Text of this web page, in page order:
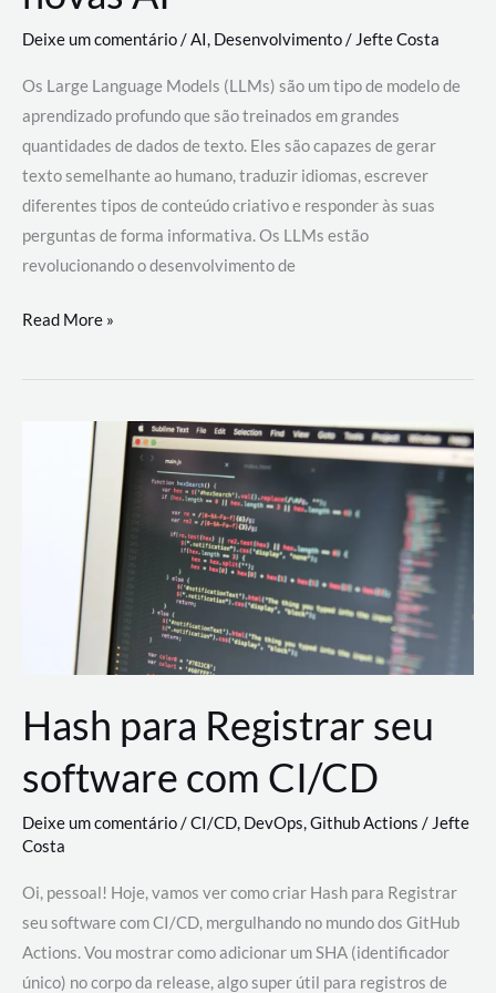
Deixe um comentário/AI, Desenvolvimento/ Jefte Costa
Os Large Language Models (LLMs) são um tipo de modelo de
aprendizado profundo que são treinados em grandes
quantidades de dados de texto. Eles são capazes de gerar
texto semelhante ao humano, traduzir idiomas, escrever
diferentes tipos de conteúdo criativo e responder às suas
perguntas de forma informativa. Os LLMs estão
revolucionando o desenvolvimento de
Large
Models
revolucionando
desenvolvimento
Read More »
Hash para Registrar seu
software com CI/CD
Deixe um comentário/CI/CD, DevOps,Github Actions /Jefte
Costa
Oi, pessoal! Hoje, vamos ver como criar Hash para Registrar
seu software com CI/CD, mergulhando no mundo dos GitHub
Actions. Vou mostrar como adicionar um SHA (identificador
único) no corpo da release, algo super útil para registros de